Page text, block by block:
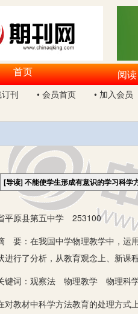
首页 阅读
刊
• 会员首页 • 加入会员
[导读]不能使学生形成有意识的学习科学
平原县第五中学 253100
：在我国中学物理教学中，运用
进行了分析，从教育观念上、新课
词：观察法 物理教学 物理科
教材中科学方法教育的处理方式上